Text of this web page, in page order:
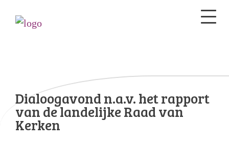
Dialoogavond n.a.v. het rapport
van de landelijke Raad van
Kerken